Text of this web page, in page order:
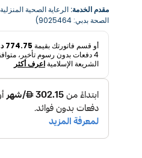
مقدم الخدمة: الرعاية الصحية
الصحة بدبي: 9025464)
أو قسم فاتورتك بقيمة 774.75 د.إ
4دفعات بدون رسوم تأخير،
الشريعة الإسلاميةاعرف أكثر